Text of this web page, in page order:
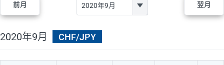
前月 翌月
2020年9月 CHF/JPY